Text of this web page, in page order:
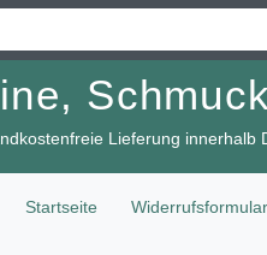
Lieferung innerhalb
Startseite Widerrufsformular